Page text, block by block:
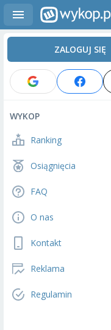
ZALOGUJ SIĘ
WYKOP
Ranking
Osiągnięcia
FAQ
O nas
Kontakt
Reklama
Regulamin